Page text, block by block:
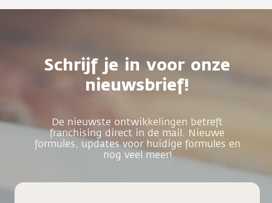
Schrijf je in voor onze
nieuwsbrief!
De nieuwste ontwikkelingen betreft
franchising direct in de mail. Nieuwe
formules, updates voor huidige formules en
nog veel meer!